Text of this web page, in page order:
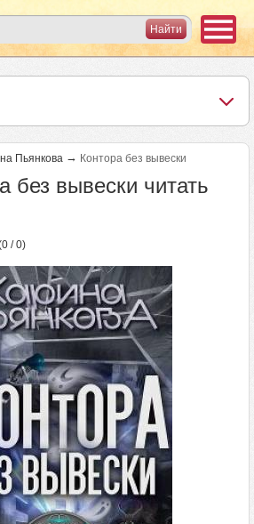
Пьянкова → Контора без вывески
без вывески читать
/ 0)